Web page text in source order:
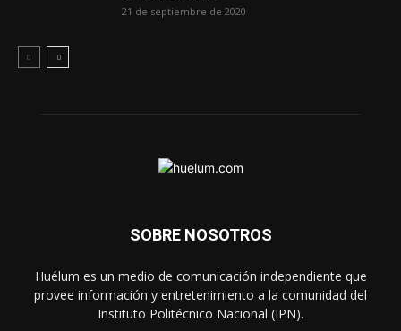
21 de septiembre de 2020
SOBRE NOSOTROS
Huélum es un medio de comunicación independiente que
provee información y entretenimiento a la comunidad del
Instituto Politécnico Nacional (IPN).